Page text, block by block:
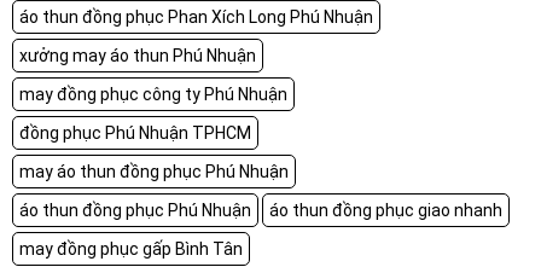
áo thun đồng phục Phan Xích Long Phú Nhuận
xưởng may áo thun Phú Nhuận
may đồng phục công ty Phú Nhuận
đồng phục Phú Nhuận TPHCM
may áo thun đồng phục Phú Nhuận
áo thun đồng phục Phú Nhuận
áo thun đồng phục giao nhanh
may đồng phục gấp Bình Tân